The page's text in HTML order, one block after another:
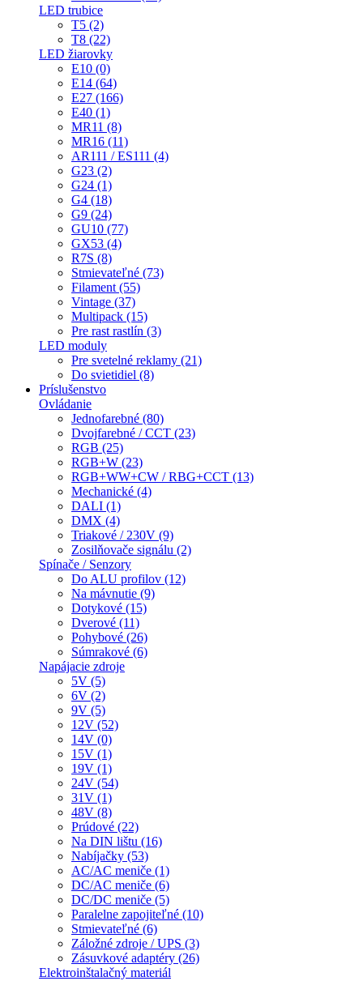
LED trubice
T5 (2)
T8 (22)
LED žiarovky
E10 (0)
E14 (64)
E27 (166)
E40 (1)
MR11 (8)
MR16 (11)
AR111 / ES111 (4)
G23 (2)
G24 (1)
G4 (18)
G9 (24)
GU10 (77)
GX53 (4)
R7S (8)
Stmievateľné (73)
Filament (55)
Vintage (37)
Multipack (15)
Pre rast rastlín (3)
LED moduly
Pre svetelné reklamy (21)
Do svietidiel (8)
Príslušenstvo
Ovládanie
Jednofarebné (80)
Dvojfarebné / CCT (23)
RGB (25)
RGB+W (23)
RGB+WW+CW / RBG+CCT (13)
Mechanické (4)
DALI (1)
DMX (4)
Triakové / 230V (9)
Zosilňovače signálu (2)
Spínače / Senzory
Do ALU profilov (12)
Na mávnutie (9)
Dotykové (15)
Dverové (11)
Pohybové (26)
Súmrakové (6)
Napájacie zdroje
5V (5)
6V (2)
9V (5)
12V (52)
14V (0)
15V (1)
19V (1)
24V (54)
31V (1)
48V (8)
Prúdové (22)
Na DIN lištu (16)
Nabíjačky (53)
AC/AC meniče (1)
DC/AC meniče (6)
DC/DC meniče (5)
Paralelne zapojiteľné (10)
Stmievateľné (6)
Záložné zdroje / UPS (3)
Zásuvkové adaptéry (26)
Elektroinštalačný materiál